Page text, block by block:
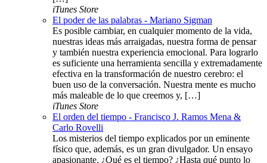
iTunes Store
El poder de las palabras - Mariano Sigman
Es posible cambiar, en cualquier momento de la vida,
nuestras ideas más arraigadas, nuestra forma de pensar
y también nuestra experiencia emocional. Para lograrlo
es suficiente una herramienta sencilla y extremadamente
efectiva en la transformación de nuestro cerebro: el
buen uso de la conversación. Nuestra mente es mucho
más maleable de lo que creemos y, […]
iTunes Store
El orden del tiempo - Francisco J. Ramos Mena &
Carlo Rovelli
Los misterios del tiempo explicados por un eminente
físico que, además, es un gran divulgador. Un ensayo
apasionante. ¿Qué es el tiempo? ¿Hasta qué punto lo